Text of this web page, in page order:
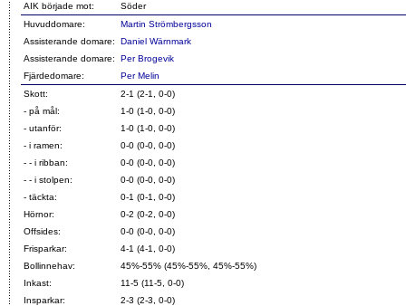
AIK började mot:
Söder
Huvuddomare:
Martin Strömbergsson
Assisterande domare:
Daniel Wärnmark
Assisterande domare:
Per Brogevik
Fjärdedomare:
Per Melin
Skott:
2-1 (2-1, 0-0)
- på mål:
1-0 (1-0, 0-0)
- utanför:
1-0 (1-0, 0-0)
- i ramen:
0-0 (0-0, 0-0)
- - i ribban:
0-0 (0-0, 0-0)
- - i stolpen:
0-0 (0-0, 0-0)
- täckta:
0-1 (0-1, 0-0)
Hörnor:
0-2 (0-2, 0-0)
Offsides:
0-0 (0-0, 0-0)
Frisparkar:
4-1 (4-1, 0-0)
Bollinnehav:
45%-55% (45%-55%, 45%-55%)
Inkast:
11-5 (11-5, 0-0)
Insparkar:
2-3 (2-3, 0-0)